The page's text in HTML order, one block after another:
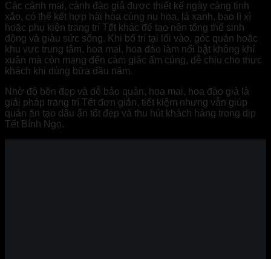
Các cành mai, cành đào giả được thiết kế ngày càng tinh
xảo, có thể kết hợp hài hòa cùng nụ hoa, lá xanh, bao lì xì
hoặc phụ kiện trang trí Tết khác để tạo nên tổng thể sinh
động và giàu sức sống. Khi bố trí tại lối vào, góc quán hoặc
khu vực trung tâm, hoa mai, hoa đào làm nổi bật không khí
xuân mà còn mang đến cảm giác ấm cúng, dễ chịu cho thực
khách khi dùng bữa đầu năm.
Nhờ độ bền đẹp và dễ bảo quản, hoa mai, hoa đào giả là
giải pháp trang trí Tết đơn giản, tiết kiệm nhưng vẫn giúp
quán ăn tạo dấu ấn tốt đẹp và thu hút khách hàng trong dịp
Tết Bính Ngọ.